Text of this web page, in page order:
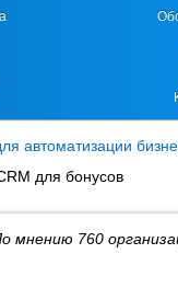
автоматизации
для бонусов
мнению 760